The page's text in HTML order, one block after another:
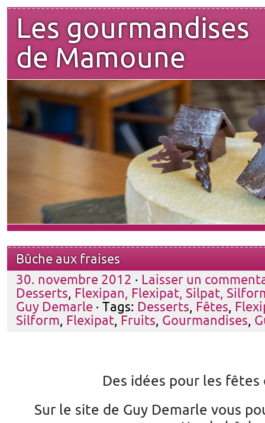
Les gourmandises
de Mamoune
Bûche aux fraises
30. novembre 2012 · Laisser un
Desserts, Flexipan, Flexipat, Silpat,
Guy Demarle · Tags: Desserts, Fêtes,
Silform, Flexipat, Fruits, Gourmandises,
Des idées pour les fêtes
Sur le site de Guy Demarle vous